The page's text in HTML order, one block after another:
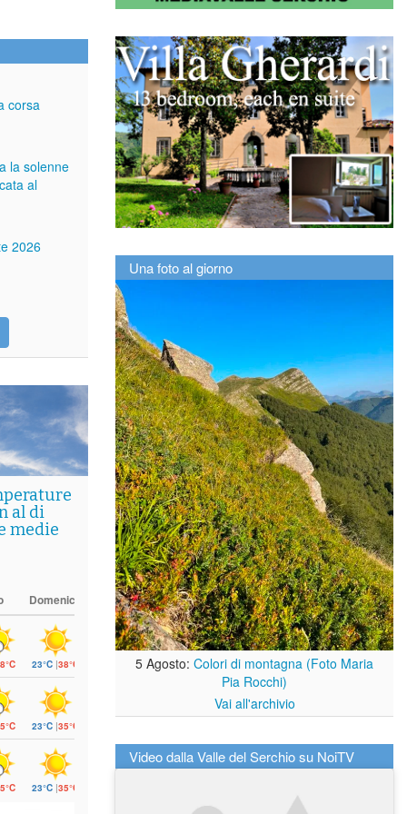
corsa
la solenne
al
2026
al di
medie
Domenica
23°C |38°C
23°C |35°C
23°C |35°C
Una foto al giorno
5 Agosto: Colori di montagna (Foto Maria
Pia Rocchi)
Vai all'archivio
Video dalla Valle del Serchio su NoiTV